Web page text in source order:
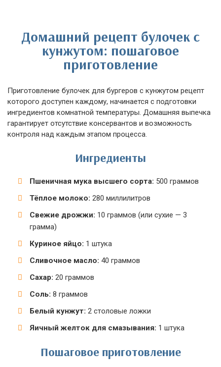
Домашний рецепт булочек с
кунжутом: пошаговое
приготовление
Приготовление булочек для бургеров с кунжутом рецепт
которого доступен каждому, начинается с подготовки
ингредиентов комнатной температуры. Домашняя выпечка
гарантирует отсутствие консервантов и возможность
контроля над каждым этапом процесса.
Ингредиенты
Пшеничная мука высшего сорта: 500 граммов
Тёплое молоко: 280 миллилитров
Свежие дрожжи: 10 граммов (или сухие — 3
грамма)
Куриное яйцо: 1 штука
Сливочное масло: 40 граммов
Сахар: 20 граммов
Соль: 8 граммов
Белый кунжут: 2 столовые ложки
Яичный желток для смазывания: 1 штука
Пошаговое приготовление